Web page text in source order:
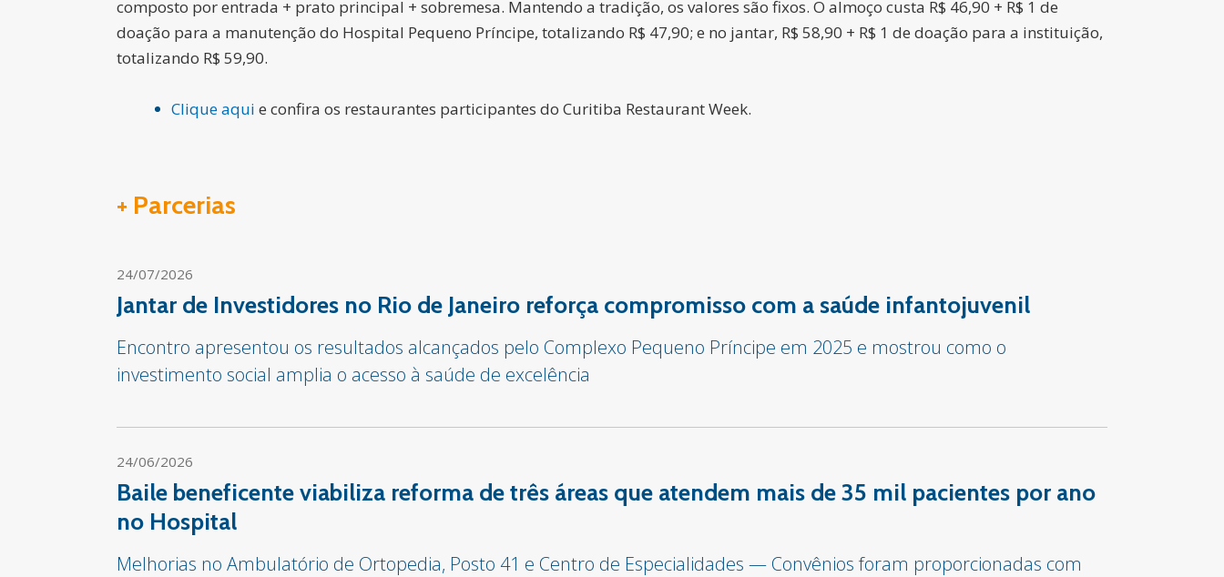
composto por entrada + prato principal + sobremesa. Mantendo a tradição, os valores são fixos. O almoço custa R$ 46,90 + R$ 1 de
doação para a manutenção do Hospital Pequeno Príncipe, totalizando R$ 47,90; e no jantar, R$ 58,90 + R$ 1 de doação para a instituição,
totalizando R$ 59,90.
Clique aqui e confira os restaurantes participantes do Curitiba Restaurant Week.
+ Parcerias
24/07/2026
Jantar de Investidores no Rio de Janeiro reforça compromisso com a saúde infantojuvenil
Encontro apresentou os resultados alcançados pelo Complexo Pequeno Príncipe em 2025 e mostrou como o
investimento social amplia o acesso à saúde de excelência
24/06/2026
Baile beneficente viabiliza reforma de três áreas que atendem mais de 35 mil pacientes por ano
no Hospital
Melhorias no Ambulatório de Ortopedia, Posto 41 e Centro de Especialidades — Convênios foram proporcionadas com